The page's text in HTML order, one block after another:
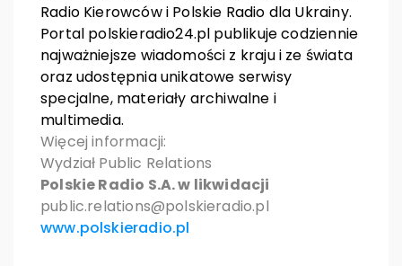
Radio Kierowców i Polskie Radio dla Ukrainy.
Portal polskieradio24.pl publikuje codziennie
najważniejsze wiadomości z kraju i ze świata
oraz udostępnia unikatowe serwisy
specjalne, materiały archiwalne i
multimedia.
Więcej informacji:
Wydział Public Relations
Polskie Radio S.A. w likwidacji
public.relations@polskieradio.pl
www.polskieradio.pl